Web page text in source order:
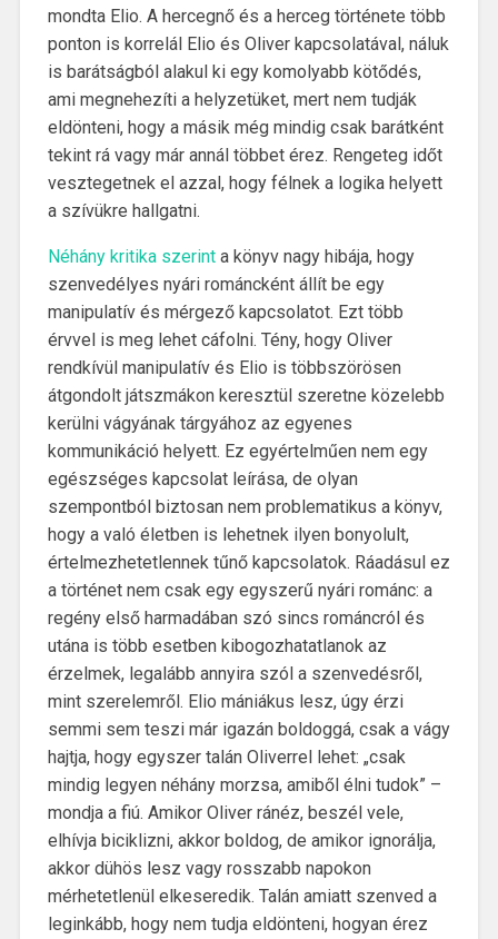
mondta Elio. A hercegnő és a herceg története több
ponton is korrelál Elio és Oliver kapcsolatával, náluk
is barátságból alakul ki egy komolyabb kötődés,
ami megnehezíti a helyzetüket, mert nem tudják
eldönteni, hogy a másik még mindig csak barátként
tekint rá vagy már annál többet érez. Rengeteg időt
vesztegetnek el azzal, hogy félnek a logika helyett
a szívükre hallgatni.
Néhány kritika szerinta könyv nagy hibája, hogy
szenvedélyes nyári románcként állít be egy
manipulatív és mérgező kapcsolatot. Ezt több
érvvel is meg lehet cáfolni. Tény, hogy Oliver
rendkívül manipulatív és Elio is többszörösen
átgondolt játszmákon keresztül szeretne közelebb
kerülni vágyának tárgyához az egyenes
kommunikáció helyett. Ez egyértelműen nem egy
egészséges kapcsolat leírása, de olyan
szempontból biztosan nem problematikus a könyv,
hogy a való életben is lehetnek ilyen bonyolult,
értelmezhetetlennek tűnő kapcsolatok. Ráadásul ez
a történet nem csak egy egyszerű nyári románc: a
regény első harmadában szó sincs románcról és
utána is több esetben kibogozhatatlanok az
érzelmek, legalább annyira szól a szenvedésről,
mint szerelemről. Elio mániákus lesz, úgy érzi
semmi sem teszi már igazán boldoggá, csak a vágy
hajtja, hogy egyszer talán Oliverrel lehet: „csak
mindig legyen néhány morzsa, amiből élni tudok” –
mondja a fiú. Amikor Oliver ránéz, beszél vele,
elhívja biciklizni, akkor boldog, de amikor ignorálja,
akkor dühös lesz vagy rosszabb napokon
mérhetetlenül elkeseredik. Talán amiatt szenved a
leginkább, hogy nem tudja eldönteni, hogyan érez